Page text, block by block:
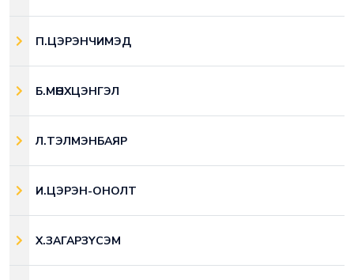
П.ЦЭРЭНЧИМЭД
Б.МӨНХЦЭНГЭЛ
Л.ТЭЛМЭНБАЯР
И.ЦЭРЭН-ОНОЛТ
Х.ЗАГАРЗҮСЭМ